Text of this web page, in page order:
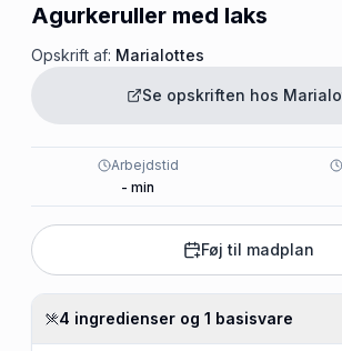
Agurkeruller med laks
Opskrift af: Marialottes
Se opskriften hos
Arbejdstid
- min
Føj til madplan
4 ingredienser og 1 basisvare